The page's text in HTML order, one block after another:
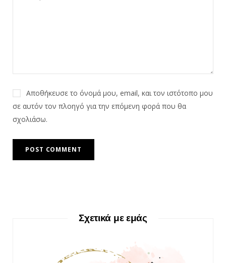
Αποθήκευσε το όνομά μου, email, και τον ιστότοπο μου
σε αυτόν τον πλοηγό για την επόμενη φορά που θα
σχολιάσω.
Σχετικά με εμάς